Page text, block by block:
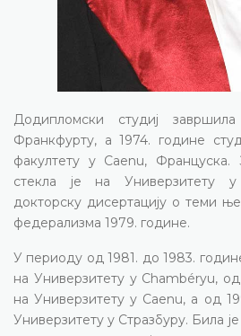
Додипломски студиј
Франкфурту, а 1974. године
факултету у Caenu, Француска.
стекла је на Универзитету
докторску дисертацију о теми
федерализма 1979. године.
У периоду од 1981. до 1983.
на Универзитету у Chambéryu,
на Универзитету у Caenu, а од
Универзитету у Стразбуру. Била